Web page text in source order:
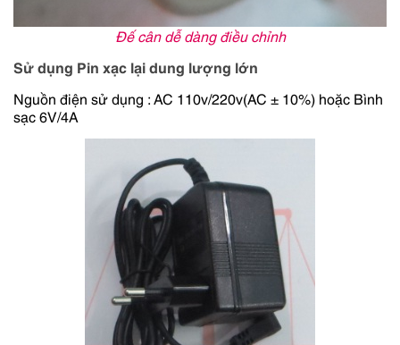
Đế cân dễ dàng điều chỉnh
Sử dụng Pin xạc lại dung lượng lớn
Nguồn điện sử dụng : AC 110v/220v(AC ± 10%) hoặc Bình
sạc 6V/4A